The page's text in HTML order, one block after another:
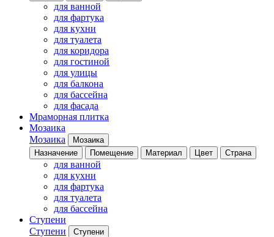
для ванной
для фартука
для кухни
для туалета
для коридора
для гостиной
для улицы
для балкона
для бассейна
для фасада
Мраморная плитка
Мозаика
Мозаика
Мозаика
Назначение
Помещение Материал Цвет Страна
для ванной
для кухни
для фартука
для туалета
для бассейна
Ступени
Ступени
Ступени